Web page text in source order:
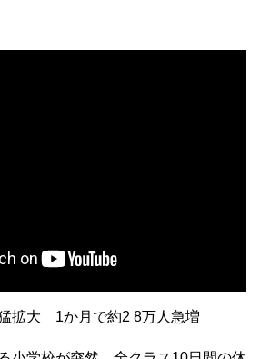
拡大 1か月で約2 8万人急増